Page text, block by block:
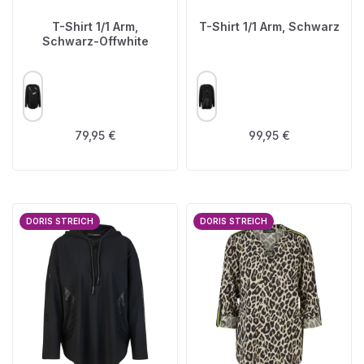
T-Shirt 1/1 Arm,
Schwarz-Offwhite
FARBE
Regulärer Preis:
79,95 €
T-Shirt 1/1 Arm, Schwarz
FARBE
Regulärer Preis:
99,95 €
DORIS STREICH DORIS STREICH